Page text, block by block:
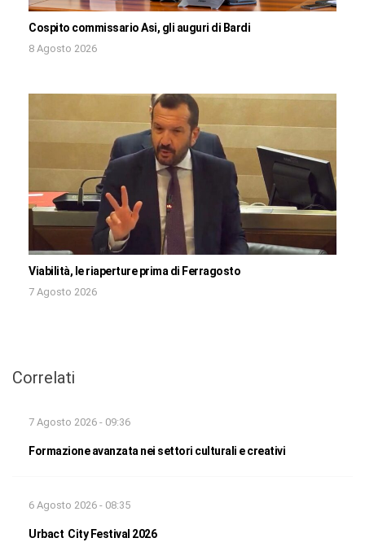
Cospito commissario Asi, gli auguri di Bardi
8 Agosto 2026
Viabilità, le riaperture prima di Ferragosto
7 Agosto 2026
Correlati
7 Agosto 2026 - 09:36
Formazione avanzata nei settori culturali e creativi
6 Agosto 2026 - 08:35
Urbact City Festival 2026